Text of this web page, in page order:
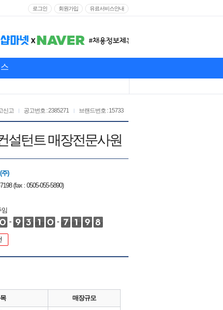
로그인 회원가입 유료서비스안내
브랜드번호 : 15733
공고번호 : 2385271
신고
설턴트 매장전문사원
주)
(fax : 0505-055-5890)
임
매장규모